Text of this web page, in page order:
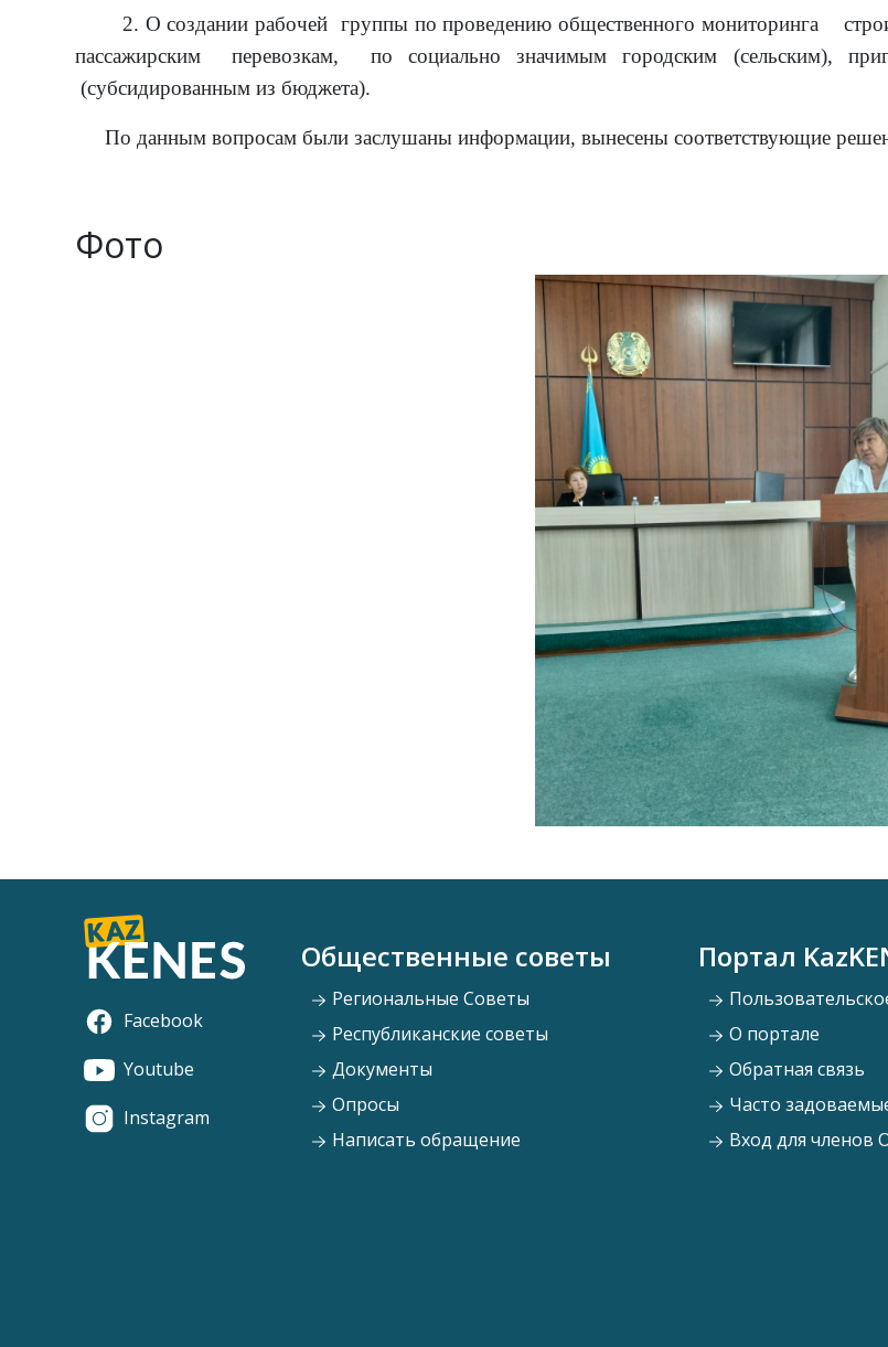
2. О создании рабочей группы по проведению общественного мониторинга
пассажирским перевозкам, по социально значимым городским (сельским),
(субсидированным из бюджета).
По данным вопросам были заслушаны информации, вынесены соответствующие
Фото
Facebook
Youtube
Instagram
Общественные советы
Региональные Советы
Республиканские советы
Документы
Опросы
Написать обращение
Портал
О портале
Обратная связь
Часто
Вход для членов